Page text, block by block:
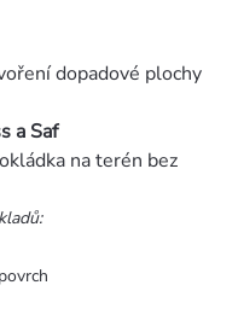
dopadové plochy
a Saf
na terén bez